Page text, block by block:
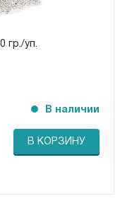
гр./уп.
В наличии
В КОРЗИНУ